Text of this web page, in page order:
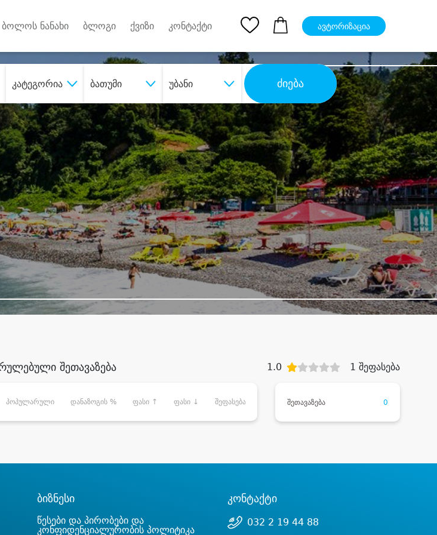
ბოლოს ნანახი ბლოგი ქვიზი კონტაქტი ავტორიზაცია
კატეგორია ბათუმი უბანი ძიება
მომსახურებადიდი დანაზოგით
შეთავაზება 1.0 1 შეფასება
პოპულარული დანაზოგის % ფასი ↑ ფასი ↓ შეფასება შეთავაზება 0
ბიზნესი
წესები და პირობები და
კონფიდენციალურობის პოლიტიკა
კონტაქტი
032 2 19 44 88